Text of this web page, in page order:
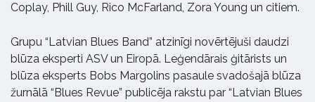
Coplay, Phill Guy, Rico McFarland, Zora Young un citiem.
Grupu “Latvian Blues Band” atzinīgi novērtējuši daudzi
blūza eksperti ASV un Eiropā. Leģendārais ģitārists un
blūza eksperts Bobs Margolins pasaule svadošajā blūza
žurnālā “Blues Revue” publicēja rakstu par “Latvian Blues